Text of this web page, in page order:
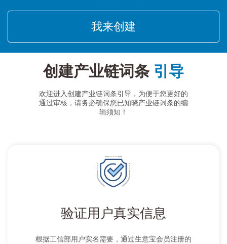
我来创建
创建产业链词条 引导
欢迎进入创建产业链词条引导，为便于您更好的
通过审核，请务必确保您已知晓产业链词条的编
辑须知！
验证用户真实信息
根据工信部用户实名需要，通过生意宝会员注册的